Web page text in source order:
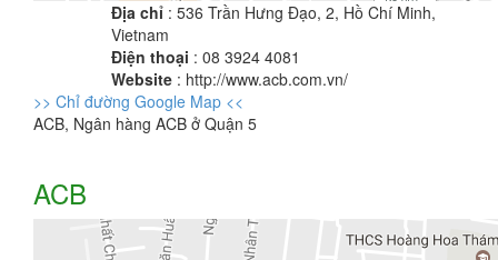
Địa chỉ : 536 Trần Hưng Đạo, 2, Hồ Chí Minh,
Vietnam
Điện thoại : 08 3924 4081
Website : http://www.acb.com.vn/
>> Chỉ đường Google Map <<
ACB, Ngân hàng ACB ở Quận 5
ACB